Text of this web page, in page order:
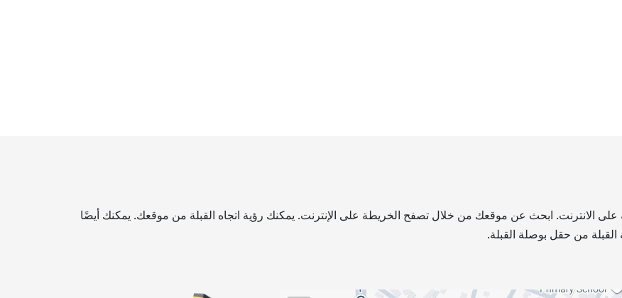
على الانترنت. ابحث عن موقعك من خلال تصفح الخريطة على الإنترنت. يمكنك رؤية اتجاه القبلة من موقعك. يمكنك أيضًا
من حقل بوصلة القبلة.